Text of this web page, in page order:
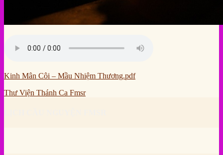
Kinh Mân Côi – Mầu Nhiệm Thương.pdf
Thư Viện Thánh Ca Fmsr